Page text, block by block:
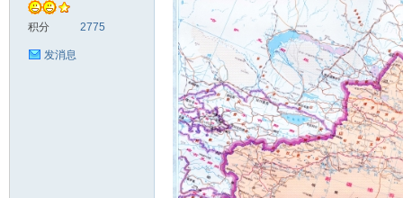
积分 2775
发消息